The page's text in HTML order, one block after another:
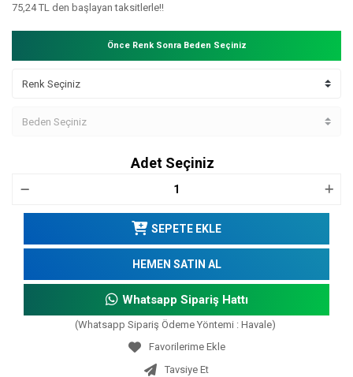
75,24 TL den başlayan taksitlerle!!
Önce Renk Sonra Beden Seçiniz
Adet Seçiniz
SEPETE EKLE
HEMEN SATIN AL
Whatsapp Sipariş Hattı
(Whatsapp Sipariş Ödeme Yöntemi : Havale)
Tavsiye Et